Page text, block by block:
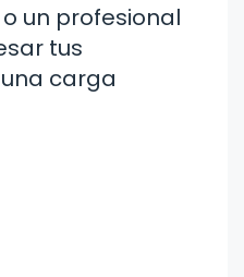
un profesional
tus
carga